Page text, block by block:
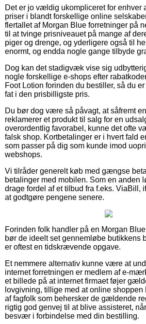
Det er jo vældig ukompliceret for enhver
priser i blandt forskellige online
flertallet af Morgan Blue forretninger på
til at tvinge prisniveauet på mange af
piger og drenge, og yderligere også til
enormt, og endda nogle gange tilbyde
Dog kan det stadigvæk vise sig
nogle forskellige e-shops efter
Foot Lotion forinden du bestiller, så du
fat i den prisbilligste pris.
Du bør dog være så påvagt, at såfremt
reklamerer et produkt til salg for en
overordentlig favorabel, kunne det ofte
falsk shop. Kortbetalinger er i hvert fald
som passer på dig som kunde imod
webshops.
Vi tilråder generelt køb med gængse
betalinger med mobilen. Som en anden
drage fordel af et tilbud fra f.eks. ViaBill,
at godtgøre pengene senere.
Forinden folk handler på en Morgan
bør de ideelt set gennemløbe butikkens
er oftest en tidskrævende opgave.
Et nemmere alternativ kunne være at
internet forretningen er medlem af e-
et billede på at internet firmaet føjer
lovgivning, tillige med at online
af fagfolk som behersker de gældende
rigtig god genvej til at blive assisteret,
besvær i forbindelse med din bestilling.